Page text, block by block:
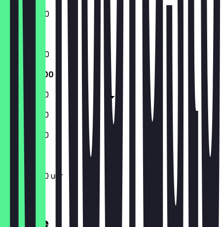
16:00 - 21:00
Gesloten
16:00 - 21:00
12:00 - 21:00
12:00 - 21:00
12:00 - 21:00
12:00 - 21:00
12:00 - 21:00 uur
Locatie